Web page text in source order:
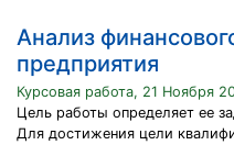
Анализ
предприятия
Курсовая работа, 21 Ноября
Цель работы определяет ее
Для достижения цели